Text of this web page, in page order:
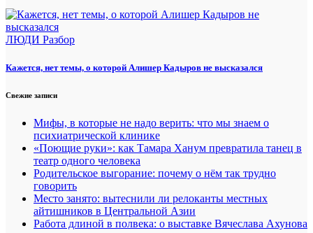
ЛЮДИ Разбор
Кажется, нет темы, о которой Алишер Кадыров не высказался
Свежие записи
Мифы, в которые не надо верить: что мы знаем о
психиатрической клинике
«Поющие руки»: как Тамара Ханум превратила танец в
театр одного человека
Родительское выгорание: почему о нём так трудно
говорить
Место занято: вытеснили ли релоканты местных
айтишников в Центральной Азии
Работа длиной в полвека: о выставке Вячеслава Ахунова